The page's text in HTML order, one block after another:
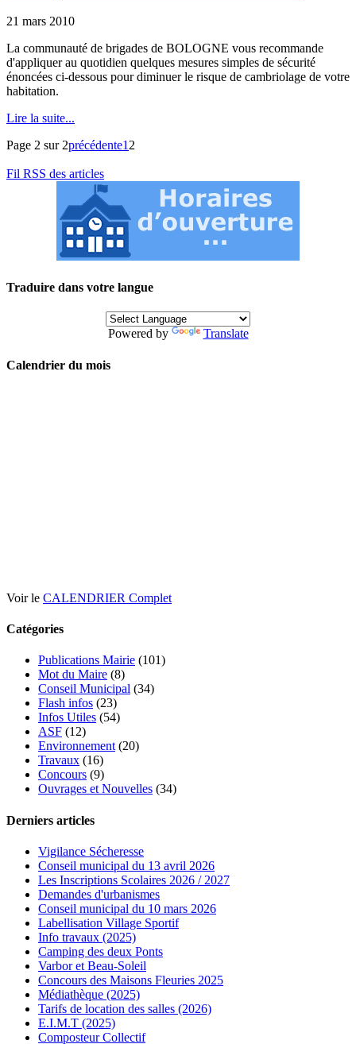
21 mars 2010
La communauté de brigades de BOLOGNE vous recommande
d'appliquer au quotidien quelques mesures simples de sécurité
énoncées ci-dessous pour diminuer le risque de cambriolage de votre
habitation.
Lire la suite...
Page 2 sur 2précédente1 2
Fil RSS des articles
Traduire dans votre langue
Powered by Translate
Calendrier du mois
Voir le CALENDRIER Complet
Catégories
Publications Mairie (101)
Mot du Maire (8)
Conseil Municipal (34)
Flash infos (23)
Infos Utiles (54)
ASF (12)
Environnement (20)
Travaux (16)
Concours (9)
Ouvrages et Nouvelles (34)
Derniers articles
Vigilance Sécheresse
Conseil municipal du 13 avril 2026
Les Inscriptions Scolaires 2026 / 2027
Demandes d'urbanismes
Conseil municipal du 10 mars 2026
Labellisation Village Sportif
Info travaux (2025)
Camping des deux Ponts
Varbor et Beau-Soleil
Concours des Maisons Fleuries 2025
Médiathèque (2025)
Tarifs de location des salles (2026)
E.I.M.T (2025)
Composteur Collectif